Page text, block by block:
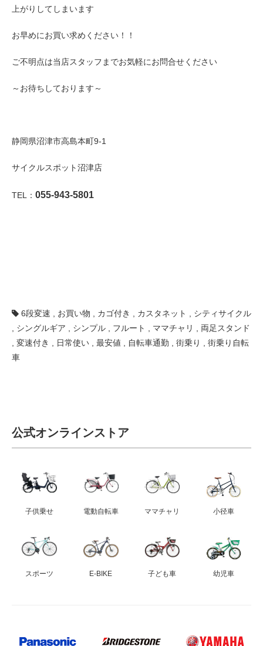
上がりしてしまいます
お早めにお買い求めください！！
ご不明点は当店スタッフまでお気軽にお問合せください
～お待ちしております～
静岡県沼津市高島本町9-1
サイクルスポット沼津店
TEL： 055-943-5801
6段変速 お買い物 カゴ付き カスタネット
シティサイクル
シングルギア シンプル フルート ママチャリ
両足スタンド
変速付き 日常使い 最安値 自転車通勤 街乗り
街乗り自転
車
公式オンラインストア
子供乗せ 電動自転車 ママチャリ 小径車
スポーツ E-BIKE 子ども車 幼児車